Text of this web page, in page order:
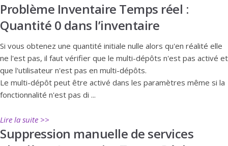
Problème Inventaire Temps réel :
Quantité 0 dans l’inventaire
Si vous obtenez une quantité initiale nulle alors qu'en réalité elle
ne l'est pas, il faut vérifier que le multi-dépôts n'est pas activé et
que l'utilisateur n'est pas en multi-dépôts.
Le multi-dépôt peut être activé dans les paramètres même si la
fonctionnalité n'est pas di ...
Lire la suite >>
Suppression manuelle de services